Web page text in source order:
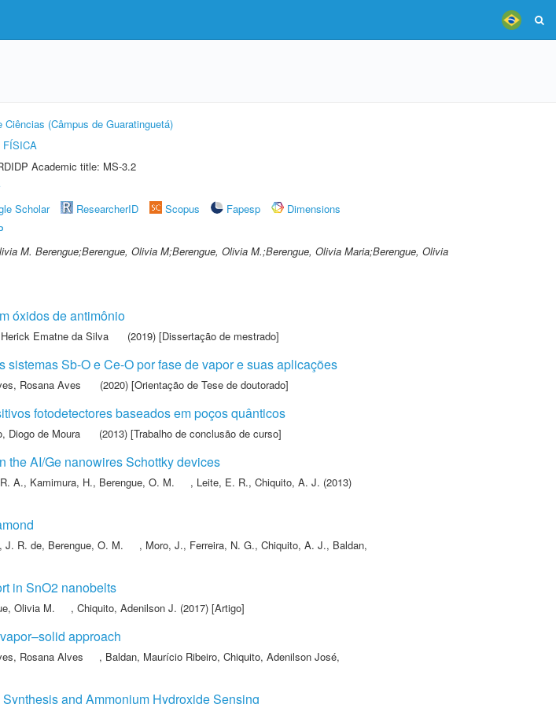
Ciências (Câmpus de Guaratinguetá)
FÍSICA
Academic title: MS-3.2
Scholar ResearcherID Scopus Fapesp
Dimensions
M. Berengue;Berengue, Olivia M;Berengue, Olivia M.;Berengue, Olivia Maria;Berengue, Olivia
óxidos de antimônio
Ematne da Silva (2019) [Dissertação de mestrado]
Sb-O e Ce-O por fase de vapor e suas aplicações
Rosana Aves (2020) [Orientação de Tese de doutorado]
fotodetectores baseados em poços quânticos
Diogo de Moura (2013) [Trabalho de conclusão de curso]
the AI/Ge nanowires Schottky devices
A., Kamimura, H., Berengue, O. M. , Leite, E. R., Chiquito, A. J. (2013)
J. R. de, Berengue, O. M. , Moro, J., Ferreira, N. G., Chiquito, A. J., Baldan,
in SnO2 nanobelts
Olivia M. , Chiquito, Adenilson J. (2017) [Artigo]
approach
Rosana Alves , Baldan, Maurício Ribeiro, Chiquito, Adenilson José,
and Ammonium Hydroxide Sensing